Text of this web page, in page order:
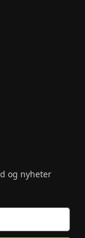
og nyheter